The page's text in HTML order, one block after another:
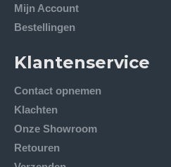
Mijn Account
Bestellingen
Klantenservice
Contact opnemen
Klachten
Onze Showroom
Retouren